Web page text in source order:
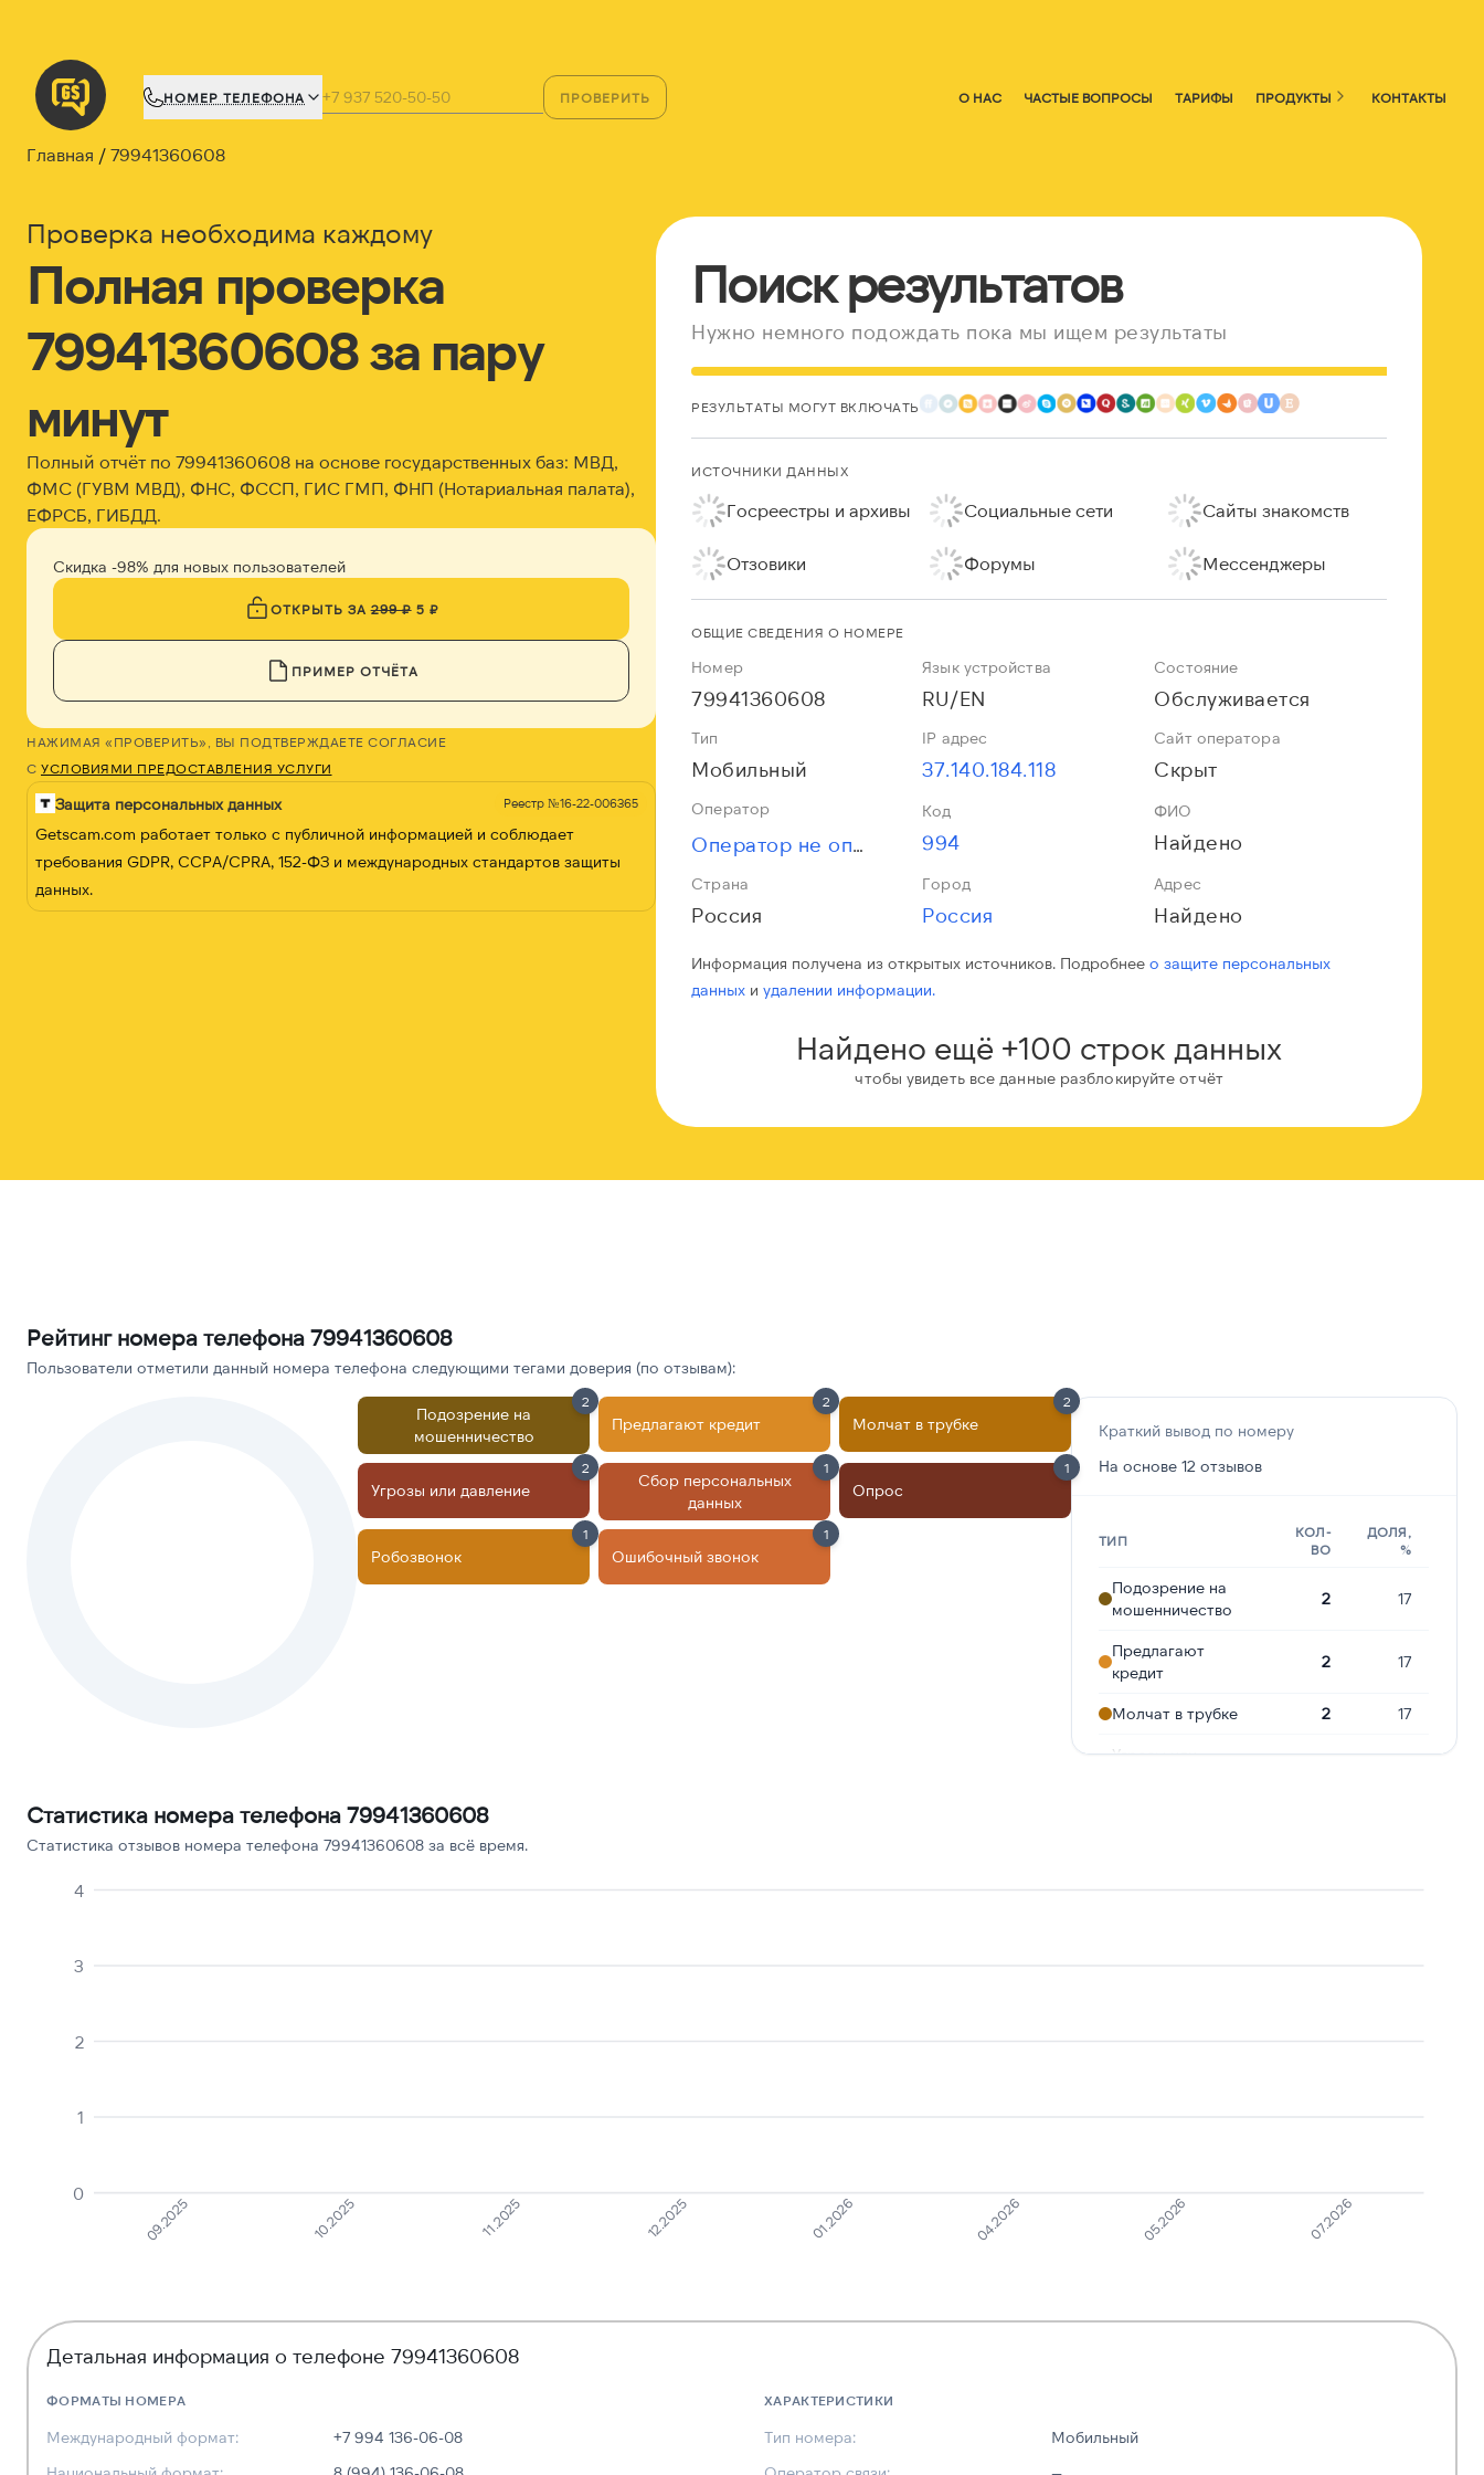
НОМЕР ТЕЛЕФОНА ПРОВЕРИТЬ О НАС ЧАСТЫЕ ВОПРОСЫ ТАРИФЫ ПРОДУКТЫ КОНТАКТЫ
Главная 79941360608
Проверка необходима каждому
Полная проверка
79941360608 за пару
минут
Полный отчёт по 79941360608 на основе государственных баз: МВД,
ФМС (ГУВМ МВД), ФНС, ФССП, ГИС ГМП, ФНП (Нотариальная палата),
ЕФРСБ, ГИБДД.
Скидка -98% для новых пользователей
ОТКРЫТЬ ЗА299 ₽5 ₽
ПРИМЕР ОТЧЁТА
НАЖИМАЯ «ПРОВЕРИТЬ», ВЫ ПОДТВЕРЖДАЕТЕ СОГЛАСИЕ
С УСЛОВИЯМИ ПРЕДОСТАВЛЕНИЯ УСЛУГИ
Защита персональных данных Реестр №16-22-006365
Getscam.com работает только с публичной информацией и соблюдает
требования GDPR, CCPA/CPRA, 152-ФЗ и международных стандартов защиты
данных.
Поиск результатов
Нужно немного подождать пока мы ищем результаты
РЕЗУЛЬТАТЫ МОГУТ ВКЛЮЧАТЬ
ИСТОЧНИКИ ДАННЫХ
Госреестры и архивы Социальные сети Сайты знакомств
Отзовики Форумы Мессенджеры
ОБЩИЕ СВЕДЕНИЯ О НОМЕРЕ
Номер
79941360608
Язык устройства
RU/EN
Состояние
Обслуживается
Тип
Мобильный
IP адрес
37.140.184.118
Сайт оператора
Скрыт
Оператор
Оператор не определён
Код
994
ФИО
Найдено
Страна
Россия
Город
Россия
Адрес
Найдено
Информация получена из открытых источников. Подробнеео защите персональных
данных иудалении информации.
Найдено ещё +100 строк данных
чтобы увидеть все данные разблокируйте отчёт
Рейтинг номера телефона 79941360608
Пользователи отметили данный номера телефона следующими тегами доверия (по отзывам):
Подозрение на
мошенничество
2
Предлагают кредит
2
Молчат в трубке
2
Угрозы или давление
2
Сбор персональных
данных
1
Опрос
1
Робозвонок
1
Ошибочный звонок
1
Краткий вывод по номеру
На основе 12 отзывов
ТИП
КОЛ-
ВО
ДОЛЯ,
%
Подозрение на
мошенничество
2 17
Предлагают
кредит
2 17
Молчат в трубке 2 17
Угрозы или
Статистика номера телефона 79941360608
Статистика отзывов номера телефона 79941360608 за всё время.
0
1
2
3
4
09.2025 10.2025 11.2025 12.2025 01.2026 04.2026 05.2026 07.2026
Детальная информация о телефоне 79941360608
ФОРМАТЫ НОМЕРА
Международный формат:
+7 994 136-06-08
ХАРАКТЕРИСТИКИ
Тип номера:
Мобильный